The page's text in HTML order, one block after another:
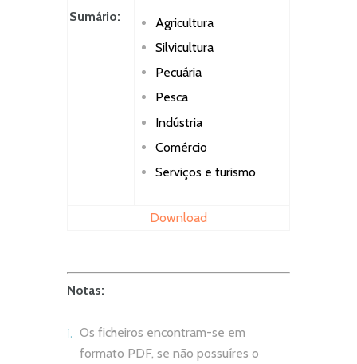
Sumário:
Agricultura
Silvicultura
Pecuária
Pesca
Indústria
Comércio
Serviços e turismo
Download
Notas:
Os ficheiros encontram-se em
formato PDF, se não possuíres o